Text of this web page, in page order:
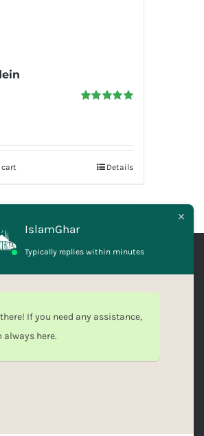
cart Details
WITH US
Bank Scheme,
IslamGhar
Typically replies within minutes
If you need any assistance,
always here.